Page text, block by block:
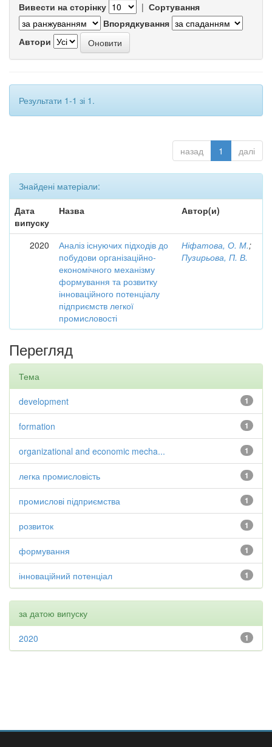
Вивести на сторінку | Сортування
Впорядкування
Автори
Результати 1-1 зі 1.
назад 1 далі
Знайдені матеріали:
Дата
випуску
Назва Автор(и)
2020
Аналіз існуючих підходів до
побудови організаційно-
економічного механізму
формування та розвитку
інноваційного потенціалу
підприємств легкої
промисловості
Ніфатова, О. М.;
Пузирьова, П. В.
Перегляд
Тема
1
development
1
formation
1
organizational and economic mecha...
1
легка промисловість
1
промислові підприємства
1
розвиток
1
формування
1
інноваційний потенціал
за датою випуску
1
2020